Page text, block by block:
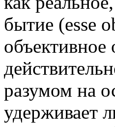
бытие (esse
разумом на
удерживает